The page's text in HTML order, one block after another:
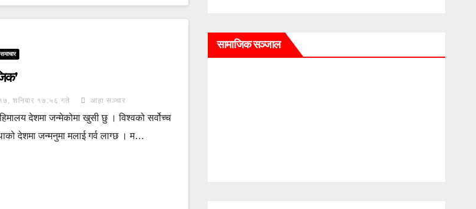
शनिबार १७:५६ गते आहा सञ्चार
देशमा जन्मेकोमा खुसी छु । विश्वको सर्वोच्च
देशमा जन्मनुमा मलाई गर्व लाग्छ । म…
सामाजिक सञ्जाल